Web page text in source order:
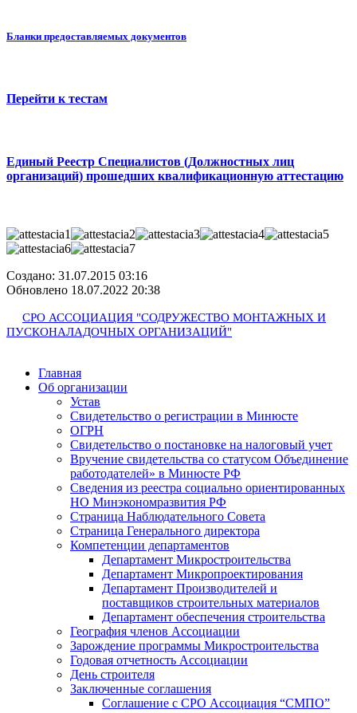
Бланки предоставляемых документов
Перейти к тестам
Единый Реестр Специалистов (Должностных лиц
организаций) прошедших квалификационную аттестацию
Создано: 31.07.2015 03:16
Обновлено 18.07.2022 20:38
СРО АССОЦИАЦИЯ "СОДРУЖЕСТВО МОНТАЖНЫХ И
ПУСКОНАЛАДОЧНЫХ ОРГАНИЗАЦИЙ"
Главная
Об организации
Устав
Свидетельство о регистрации в Минюсте
ОГРН
Свидетельство о постановке на налоговый учет
Вручение свидетельства со статусом Объединение
работодателей» в Минюсте РФ
Сведения из реестра социально ориентированных
НО Минэкономразвития РФ
Страница Наблюдательного Совета
Страница Генерального директора
Компетенции департаментов
Департамент Микростроительства
Департамент Микропроектирования
Департамент Производителей и
поставщиков строительных материалов
Департамент обеспечения строительства
География членов Ассоциации
Зарождение программы Микростроительства
Годовая отчетность Ассоциации
День строителя
Заключенные соглашения
Соглашение с СРО Ассоциация “СМПО”